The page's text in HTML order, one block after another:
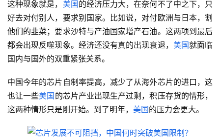
这种现象就是， 美国的经济压力大，在奈何不了中之下，只
好去对付别人，要求别国家。比如说，对付欧洲与日本，割
他们的韭菜；要求沙特与产油国家增产石油。这两项到最后
都会出现反噬现象。经济还没有真的出现衰退， 美国就面临
国内与国外的双重紧张关系。
中国今年的芯片自制率提高，减少了从海外芯片的进口，这
也让一些美国 的芯片产业出现生产过剩，积压存货的情形，
这两种情形只是刚开始。到了明年， 美国的压力会更大。